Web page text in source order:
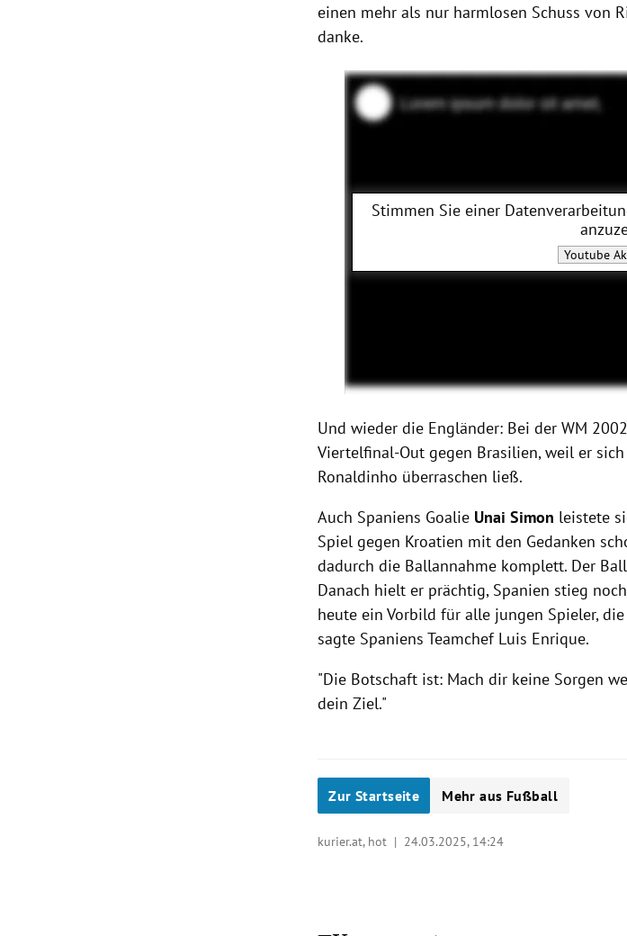
einen mehr als nur harmlosen Schuss von
danke.
Stimmen Sie einer
Youtube
Und wieder die Engländer: Beider WM
Viertelfinal-Out gegen Brasilien, weil er
Ronaldinho überraschen ließ.
Auch Spaniens Goalie Unai Simon leistete
Spiel gegen Kroatien mit den Gedanken
dadurch die Ballannahme komplett. Der
Danach hielt er prächtig, Spanien stieg
heute ein Vorbild für alle jungen Spieler,
sagte Spaniens Teamchef Luis Enrique.
"Die Botschaft ist: Mach dir keine Sorgen
dein Ziel."
Zur Startseite Mehr aus Fußball
kurier.at, hot | 24.03.2025, 14:24